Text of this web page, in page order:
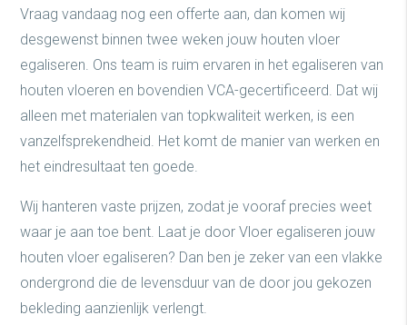
Vraag vandaag nog een offerte aan, dan komen wij
desgewenst binnen twee weken jouw houten vloer
egaliseren. Ons team is ruim ervaren in het egaliseren van
houten vloeren en bovendien VCA-gecertificeerd. Dat wij
alleen met materialen van topkwaliteit werken, is een
vanzelfsprekendheid. Het komt de manier van werken en
het eindresultaat ten goede.
Wij hanteren vaste prijzen, zodat je vooraf precies weet
waar je aan toe bent. Laat je door Vloer egaliseren jouw
houten vloer egaliseren? Dan ben je zeker van een vlakke
ondergrond die de levensduur van de door jou gekozen
bekleding aanzienlijk verlengt.